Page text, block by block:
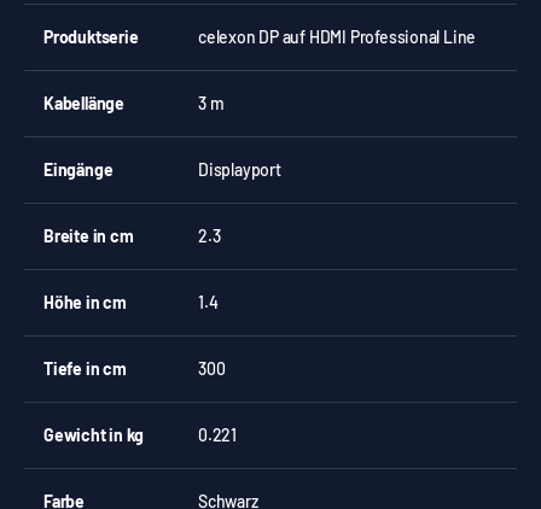
Produktserie celexon DP auf HDMI Professional Line
Kabellänge 3 m
Eingänge Displayport
Breite in cm 2.3
Höhe in cm 1.4
Tiefe in cm 300
Gewicht in kg 0.221
Farbe Schwarz